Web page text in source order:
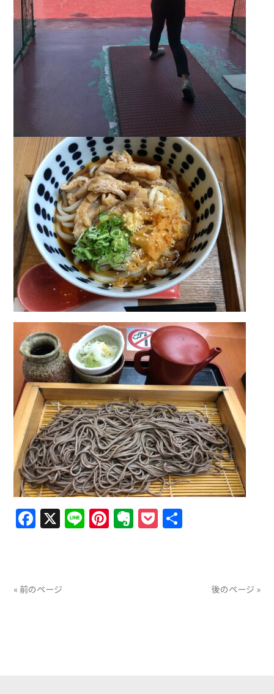
Facebook
X LinePinterest
Evernote
Pocket
« 前のページ 後のページ »